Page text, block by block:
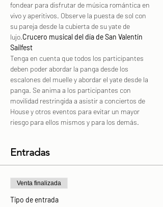
fondear para disfrutar de música romántica en
vivo y aperitivos. Observe la puesta de sol con
su pareja desde la cubierta de su yate de
lujo.Crucero musical del día de San Valentín
Sailfest
Tenga en cuenta que todos los participantes
deben poder abordar la panga desde los
escalones del muelle y abordar el yate desde la
panga. Se anima a los participantes con
movilidad restringida a asistir a conciertos de
House y otros eventos para evitar un mayor
riesgo para ellos mismos y para los demás.
Entradas
Venta finalizada
Tipo de entrada